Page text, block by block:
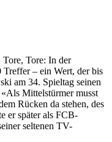
Tore, Tore: In der
Treffer – ein Wert, der bis
am 34. Spieltag seinen
Mittelstürmer musst
Rücken da stehen, des
er später als FCB-
seltenen TV-